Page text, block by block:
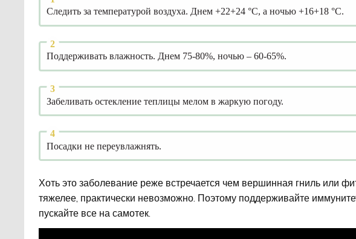
Следить за температурой воздуха. Днем +22+24 °С, а ночью +16+18 °С.
Поддерживать влажность. Днем 75-80%, ночью – 60-65%.
Забеливать остекление теплицы мелом в жаркую погоду.
Посадки не переувлажнять.
Хоть это заболевание реже встречается чем вершинная гниль или
тяжелее, практически невозможно. Поэтому поддерживайте
пускайте все на самотек.